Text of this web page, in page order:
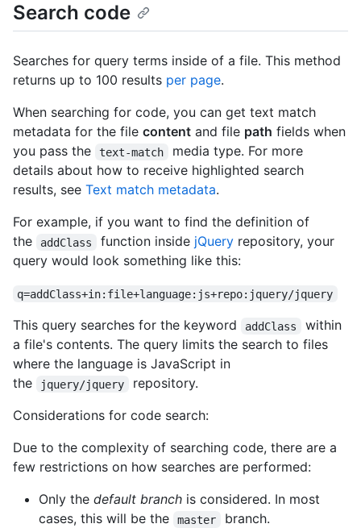
Search code
Searches for query terms inside of a file. This method
returns up to 100 results per page.
When searching for code, you can get text match
metadata for the file content and file path fields when
you pass the
text-match
media type. For more
details about how to receive highlighted search
results, see Text match metadata.
For example, if you want to find the definition of
the
addClass function inside jQueryrepository, your
query would look something like this:
q=addClass+in:file+language:js+repo:jquery/jquery
This query searches for the keyword addClass
within
a file's contents. The query limits the search to files
where the language is JavaScript in
the
jquery/jquery
repository.
Considerations for code search:
Due to the complexity of searching code, there are a
few restrictions on how searches are performed:
Only the default branch is considered. In most
cases, this will be the
master
branch.